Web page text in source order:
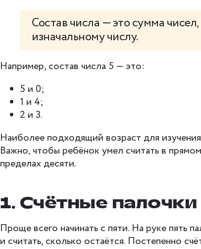
Состав числа — это сумма
изначальному числу.
Например, состав числа 5 — это:
5 и 0;
1 и 4;
2 и 3.
Наиболее подходящий возраст для
Важно, чтобы ребёнок умел считать в
пределах десяти.
1. Счётные
Проще всего начинать с пяти. На руке пять
и считать, сколько остаётся. Постепенно